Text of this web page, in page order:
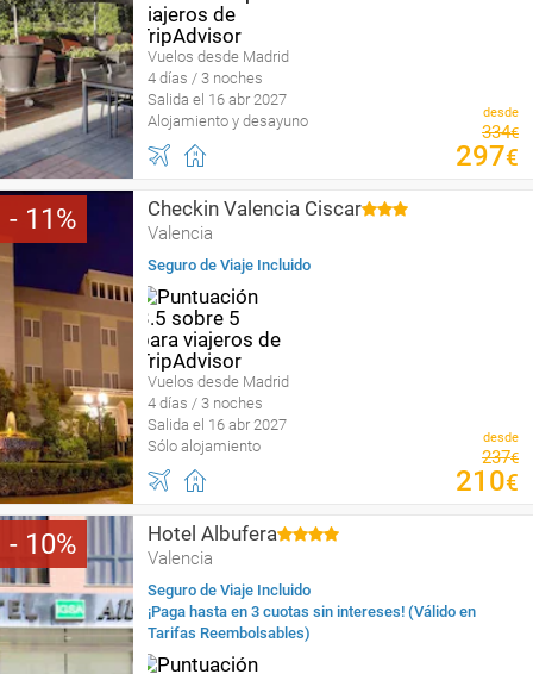
Vuelos desde Madrid
4 días / 3 noches
Salida el 16 abr 2027
Alojamiento y desayuno
desde
334€
297€
11 Checkin Valencia Ciscar
Valencia
Seguro de Viaje Incluido
Vuelos desde Madrid
4 días / 3 noches
Salida el 16 abr 2027
Sólo alojamiento
desde
237€
210€
10 Hotel Albufera
Valencia
Seguro de Viaje Incluido
¡Paga hasta en 3 cuotas sin intereses! (Válido en
Tarifas Reembolsables)